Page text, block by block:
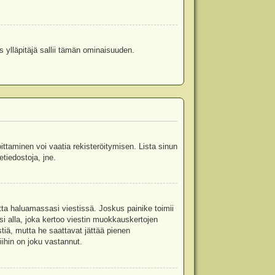
ylläpitäjä sallii tämän ominaisuuden.
voi vaatia rekisteröitymisen. Lista sinun
jne.
haluamassasi viestissä. Joskus painike toimii
alla, joka kertoo viestin muokkauskertojen
mutta he saattavat jättää pienen
on joku vastannut.